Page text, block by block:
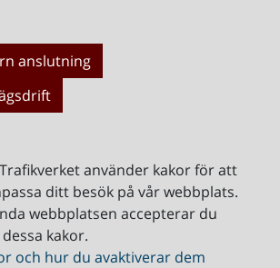
anslutning
använder kakor för att
ditt besök på vår webbplats.
webbplatsen accepterar du
kakor.
och hur du avaktiverar dem